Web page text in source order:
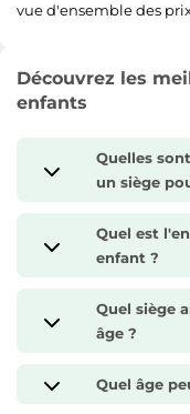
vue d'ensemble des
Découvrez les
enfants
Quelles
un siège
Quel est
enfant ?
Quel siège
âge ?
Quel âge